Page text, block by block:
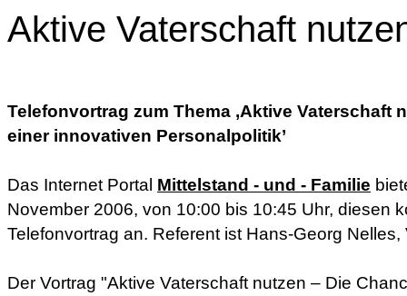
Aktive Vaterschaft
Telefonvortrag zum Thema ‚Aktive Vaterschaft
einer innovativen Personalpolitik’
Das Internet Portal Mittelstand - und - Familie
November 2006, von 10:00 bis 10:45 Uhr, diesen
Telefonvortrag an. Referent ist Hans-Georg
Der Vortrag "Aktive Vaterschaft nutzen – Die